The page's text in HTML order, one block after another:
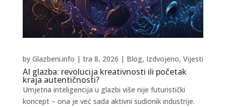
AI glazba: revolucija kreativnosti ili početak
kraja autentičnosti?
by Glazbeni.info | tra 8, 2026 | Blog, Izdvojeno, Vijesti
Umjetna inteligencija u glazbi više nije futuristički
koncept – ona je već sada aktivni sudionik industrije.